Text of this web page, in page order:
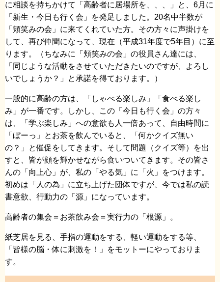
に相談を持ちかけて「高齢者に居場所を、、、」と、6月に
「新生・今日も行く会」を発足しました。20名中半数が
「頬笑みの会」に来てくれていた方。その方々に声掛けを
して、再び仲間になって、現在（平成31年度で5年目）に至
ります。（ちなみに「頬笑みの会」の役員さん達には、
「同じような活動をさせていただきたいのですが、よろし
いでしょうか？」と承諾を得ております。）
一般的に高齢の方は、「しゃべる楽しみ」「食べる楽し
み」が一番です。しかし、この「今日も行く会」の方々
は、「学ぶ楽しみ」への意欲も人一倍あって、自由時間に
「ぼーっ」とお茶を飲んでいると、「何かクイズ無い
の？」と催促をしてきます。そして問題（クイズ等）を出
すと、皆が顔を輝かせながら食いついてきます。その皆さ
んの「向上心」が、私の「やる気」に「火」をつけます。
初めは「人の為」に立ち上げた団体ですが、今では私の読
書意欲、行動力の「源」になっています。
高齢者の集会＝お茶飲み会＝実行力の「根源」。
紙芝居を見る、手指の運動をする、軽い運動をする等、
「皆様の脳・体に刺激を！」をモットーにやっておりま
す。